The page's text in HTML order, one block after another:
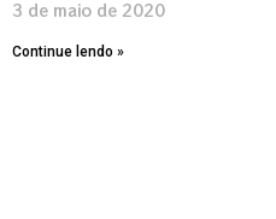
3 de maio de 2020
Continue lendo »